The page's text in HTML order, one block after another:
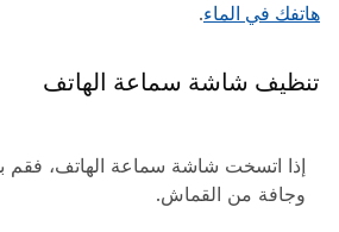
هاتفك في الماء.
تنظيف شاشة سماعة الهاتف
إذا اتسخت شاشة سماعة الهاتف، فقم
وجافة من القماش.